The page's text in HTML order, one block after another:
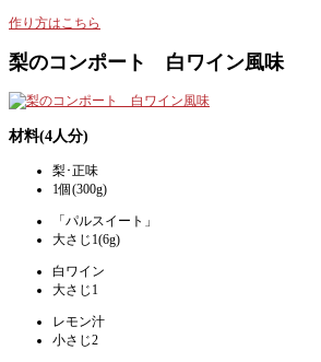
作り方はこちら
梨のコンポート 白ワイン風味
材料(4人分)
梨･正味
1個(300g)
「パルスイート」
大さじ1(6g)
白ワイン
大さじ1
レモン汁
小さじ2